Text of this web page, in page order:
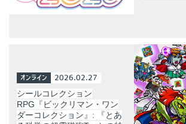
オンライン 2026.02.27
シールコレクション
RPG『ビックリマン・ワン
ダーコレクション』: 『とあ